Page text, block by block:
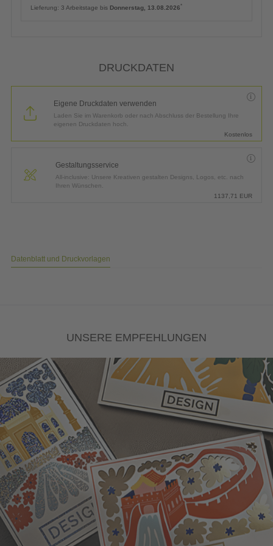
Lieferung: 3 Arbeitstage bis Donnerstag, 13.08.2026*
DRUCKDATEN
Eigene Druckdaten verwenden
Laden Sie im Warenkorb oder nach Abschluss der Bestellung Ihre
eigenen Druckdaten hoch.
Kostenlos
Gestaltungsservice
All-inclusive: Unsere Kreativen gestalten Designs, Logos, etc. nach
Ihren Wünschen.
1137,71 EUR
Datenblatt und Druckvorlagen
UNSERE EMPFEHLUNGEN